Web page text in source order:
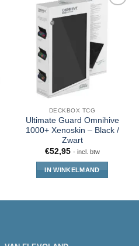
DECKBOX TCG
Ultimate Guard Omnihive
1000+ Xenoskin – Black /
Zwart
€52,95 - incl. btw
IN WINKELMAND